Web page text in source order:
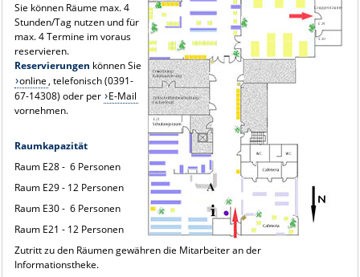
Sie können Räume max. 4
Stunden/Tag nutzen und für
max. 4 Termine im voraus
reservieren.
Reservierungen können Sie
online, telefonisch (0391-
67-14308) oder per E-Mail
vornehmen.
Raumkapazität
Raum E28 - 6 Personen
Raum E29 - 12 Personen
Raum E30 - 6 Personen
Raum E21 - 12 Personen
Zutritt zu den Räumen gewähren die Mitarbeiter an der
Informationstheke.